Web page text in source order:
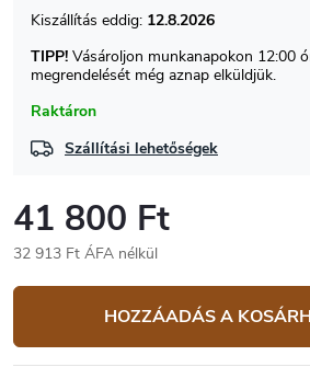
Raktáron
12.8.2026
TIPP! Vásároljon munkanapokon 12:00
megrendelését még aznap elküldjük.
Szállítási lehetőségek
41 800 Ft
32 913 Ft ÁFA nélkül
HOZZÁADÁS A